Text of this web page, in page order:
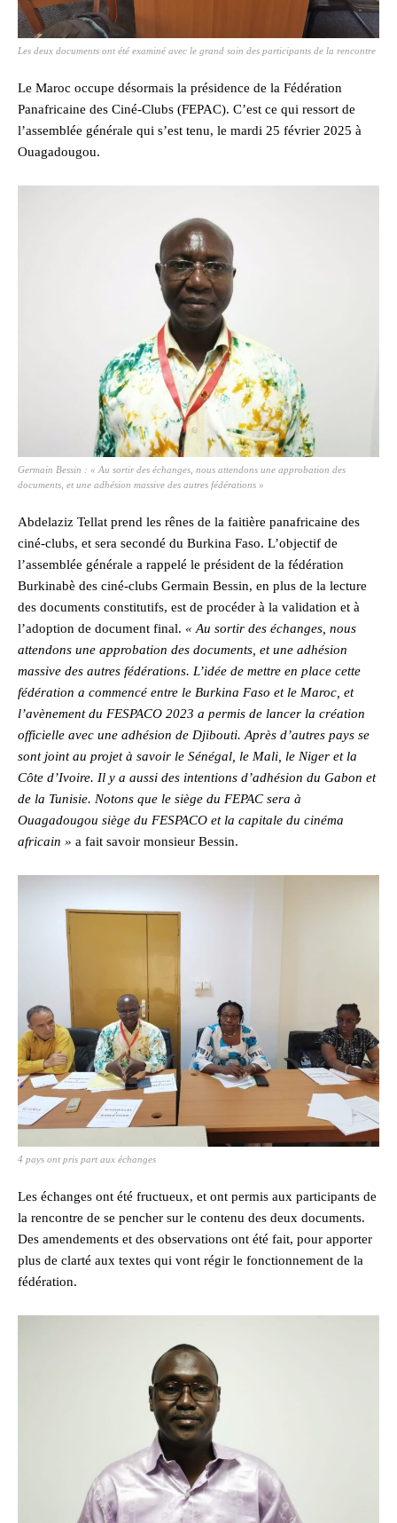
Les deux documents ont été examiné avec le grand soin des participants de la rencontre
Le Maroc occupe désormais la présidence de la Fédération
Panafricaine des Ciné-Clubs (FEPAC). C’est ce qui ressort de
l’assemblée générale qui s’est tenu, le mardi 25 février 2025 à
Ouagadougou.
Germain Bessin : « Au sortir des échanges, nous attendons une approbation des
documents, et une adhésion massive des autres fédérations »
Abdelaziz Tellat prend les rênes de la faitière panafricaine des
ciné-clubs, et sera secondé du Burkina Faso. L’objectif de
l’assemblée générale a rappelé le président de la fédération
Burkinabè des ciné-clubs Germain Bessin, en plus de la lecture
des documents constitutifs, est de procéder à la validation et à
l’adoption de document final. « Au sortir des échanges, nous
attendons une approbation des documents, et une adhésion
massive des autres fédérations. L’idée de mettre en place cette
fédération a commencé entre le Burkina Faso et le Maroc, et
l’avènement du FESPACO 2023 a permis de lancer la création
officielle avec une adhésion de Djibouti. Après d’autres pays se
sont joint au projet à savoir le Sénégal, le Mali, le Niger et la
Côte d’Ivoire. Il y a aussi des intentions d’adhésion du Gabon et
de la Tunisie. Notons que le siège du FEPAC sera à
Ouagadougou siège du FESPACO et la capitale du cinéma
africain » a fait savoir monsieur Bessin.
4 pays ont pris part aux échanges
Les échanges ont été fructueux, et ont permis aux participants de
la rencontre de se pencher sur le contenu des deux documents.
Des amendements et des observations ont été fait, pour apporter
plus de clarté aux textes qui vont régir le fonctionnement de la
fédération.